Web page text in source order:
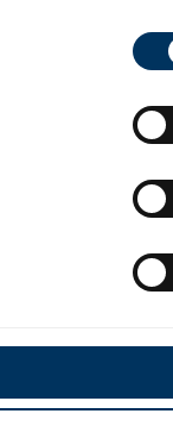
dynamicznie
generowane
Są one również
automatycznie
wprowadzane
do bibliotek.
BIM Autodesk